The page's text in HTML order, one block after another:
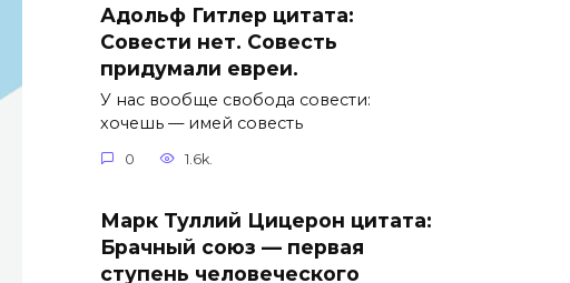
Адольф Гитлер цитата:
Совести нет. Совесть
придумали евреи.
У нас вообще свобода совести:
хочешь — имей совесть
0 1.6k.
Марк Туллий Цицерон цитата:
Брачный союз — первая
ступень человеческого